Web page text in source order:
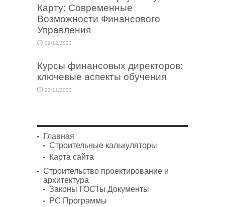
Карту: Современные
Возможности Финансового
Управления
09/12/2023
Курсы финансовых директоров:
ключевые аспекты обучения
22/11/2023
Главная
Строительные калькуляторы
Карта сайта
Строительство проектирование и
архитектура
Законы ГОСТы Документы
PC Программы